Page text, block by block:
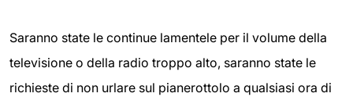
Saranno state le continue lamentele per il volume della
televisione o della radio troppo alto, saranno state le
richieste di non urlare sul pianerottolo a qualsiasi ora di